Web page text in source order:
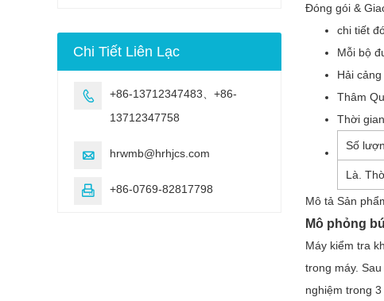
Đóng gói &
chi tiết
Mỗi bộ
Hải cảng
Thâm
Thời
Số
Là.
Mô tả Sản
Mô phỏng
Máy kiểm tra
trong máy.
nghiệm trong
Chi Tiết Liên Lạc

+86-13712347483、+86-
13712347758
 hrwmb@hrhjcs.com
 +86-0769-82817798